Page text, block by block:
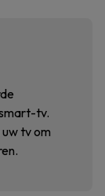
tv.
tv om